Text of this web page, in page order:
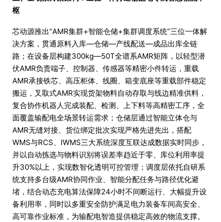
枢
芯动源推出“AMR集群+智能仓储+集群调度系统”三位一体解
决方案，贯通原料入库—仓储—产线配送—成品出库全链
路；在设备层构建300kg—50T全谱系AMR矩阵，以轻型潜
伏AMR负责端子、控制器、传感器等精密小件转运，重载
AMR承接铁芯、高压柜体、线圈、箱变底座等重载部件稳定
搬运，叉取式AMR实现货架物料自动存取与线边精准供料，
复合协作机器人完成装配、检测、上下料等高精密工序，全
面覆盖输配电全场景转运需求；仓储层通过智能立体仓与
AMR无缝对接、货位绑定批次实现严格先进先出，搭配
WMS与RCS、IWMS三大系统深度互联达成数据实时同步，
并以自动拣选与物料识别将误差率趋近于零、库位利用率提
升30%以上，实现数智化透明可控管理；调度层依托自研系
统支持多台级AMR协同作业、智能分配任务与路径优化避
堵，结合动态充电算法保障24小时不间断运行、大幅提升设
备利用率，同时以多重安全防护满足电力装备车间高安全、
高可靠作业标准，为输配电智造提供稳定高效的物流支撑。